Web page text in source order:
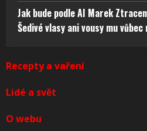
Jak bude podle AI Marek
Šedivé vlasy ani vousy mu vůbec
Recepty a vaření
Lidé a svět
O webu